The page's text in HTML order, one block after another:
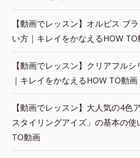
【動画でレッスン】オルビス ブ
い方｜キレイをかなえるHOW TO
【動画でレッスン】クリアフル
｜キレイをかなえるHOW TO動画
【動画でレッスン】大人気の4色
スタイリングアイズ」の基本の
TO動画